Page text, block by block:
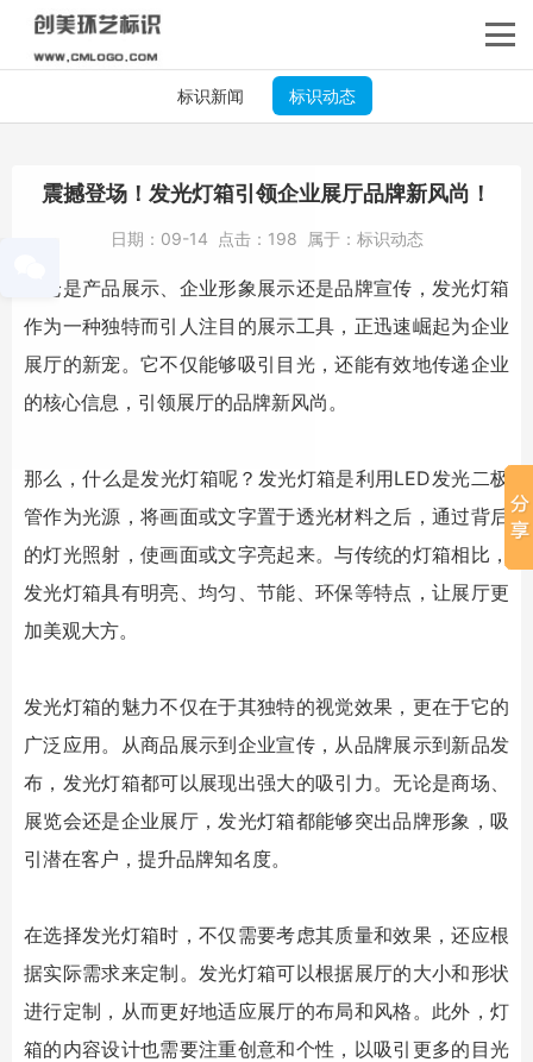
标识新闻 标识动态
震撼登场！发光灯箱引领企业展厅品牌新风尚！
日期： 09-14 点击： 198 属于： 标识动态
无论是产品展示、企业形象展示还是品牌宣传， 发光灯箱
作为一种独特而引人注目的展示工具，正迅速崛起为企业
展厅的新宠。它不仅能够吸引目光，还能有效地传递企业
的核心信息，引领展厅的品牌新风尚。
那么，什么是发光灯箱呢？ 发光灯箱是利用LED发光二极
管作为光源，将画面或文字置于透光材料之后，通过背后
的灯光照射，使画面或文字亮起来。与传统的灯箱相比，
发光灯箱具有明亮、均匀、节能、环保等特点，让展厅更
加美观大方。
发光灯箱的魅力不仅在于其独特的视觉效果，更在于它的
广泛应用。从商品展示到企业宣传，从品牌展示到新品发
布， 发光灯箱都可以展现出强大的吸引力。无论是商场、
展览会还是企业展厅，发光灯箱都能够突出品牌形象，吸
引潜在客户，提升品牌知名度。
在选择发光灯箱时，不仅需要考虑其质量和效果，还应根
据实际需求来定制。 发光灯箱可以根据展厅的大小和形状
进行定制，从而更好地适应展厅的布局和风格。此外，灯
箱的内容设计也需要注重创意和个性，以吸引更多的目光